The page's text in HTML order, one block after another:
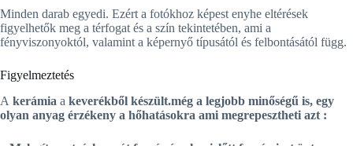
Minden darab egyedi. Ezért a fotókhoz képest enyhe eltérések
figyelhetők meg a térfogat és a szín tekintetében, ami a
fényviszonyoktól, valamint a képernyő típusától és felbontásától függ.
Figyelmeztetés
A kerámia a keverékből készült.még a legjobb minőségű is, egy
olyan anyag érzékeny a hőhatásokra ami megrepesztheti azt :